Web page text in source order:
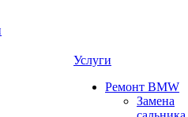
Услуги
Ремонт BMW
Замена